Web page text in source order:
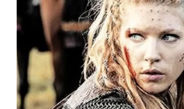
WAHANANEWS
CO ID
WAHANANEWS
NET